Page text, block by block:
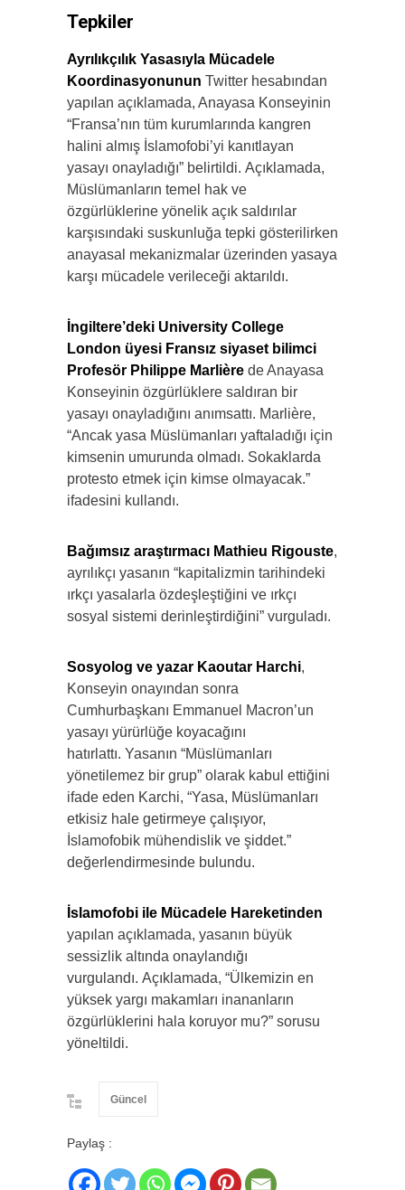
Tepkiler
Ayrılıkçılık Yasasıyla Mücadele
Koordinasyonunun Twitter hesabından
yapılan açıklamada, Anayasa Konseyinin
“Fransa’nın tüm kurumlarında kangren
halini almış İslamofobi’yi kanıtlayan
yasayı onayladığı” belirtildi. Açıklamada,
Müslümanların temel hak ve
özgürlüklerine yönelik açık saldırılar
karşısındaki suskunluğa tepki gösterilirken
anayasal mekanizmalar üzerinden yasaya
karşı mücadele verileceği aktarıldı.
İngiltere’deki University College
London üyesi Fransız siyaset bilimci
Profesör Philippe Marlière de Anayasa
Konseyinin özgürlüklere saldıran bir
yasayı onayladığını anımsattı. Marlière,
“Ancak yasa Müslümanları yaftaladığı için
kimsenin umurunda olmadı. Sokaklarda
protesto etmek için kimse olmayacak.”
ifadesini kullandı.
Bağımsız araştırmacı Mathieu Rigouste,
ayrılıkçı yasanın “kapitalizmin tarihindeki
ırkçı yasalarla özdeşleştiğini ve ırkçı
sosyal sistemi derinleştirdiğini” vurguladı.
Sosyolog ve yazar Kaoutar Harchi,
Konseyin onayından sonra
Cumhurbaşkanı Emmanuel Macron’un
yasayı yürürlüğe koyacağını
hatırlattı. Yasanın “Müslümanları
yönetilemez bir grup” olarak kabul ettiğini
ifade eden Karchi, “Yasa, Müslümanları
etkisiz hale getirmeye çalışıyor,
İslamofobik mühendislik ve şiddet.”
değerlendirmesinde bulundu.
İslamofobi ile Mücadele Hareketinden
yapılan açıklamada, yasanın büyük
sessizlik altında onaylandığı
vurgulandı. Açıklamada, “Ülkemizin en
yüksek yargı makamları inananların
özgürlüklerini hala koruyor mu?” sorusu
yöneltildi.
Güncel
Paylaş :